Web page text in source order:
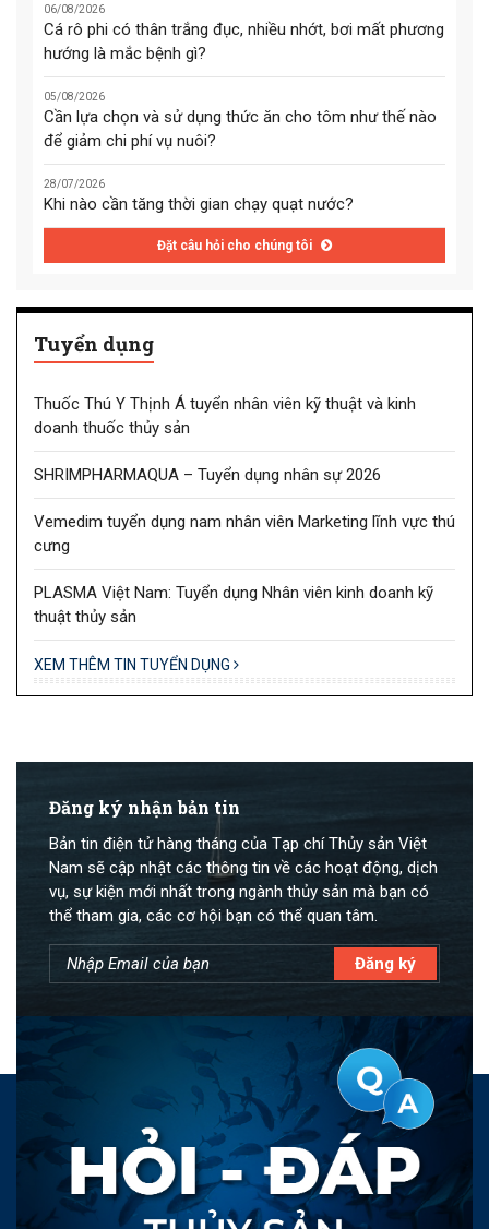
06/08/2026
Cá rô phi có thân trắng đục, nhiều nhớt, bơi mất phương
hướng là mắc bệnh gì?
05/08/2026
Cần lựa chọn và sử dụng thức ăn cho tôm như thế nào
để giảm chi phí vụ nuôi?
28/07/2026
Khi nào cần tăng thời gian chạy quạt nước?
Đặt câu hỏi cho chúng tôi
Tuyển dụng
Thuốc Thú Y Thịnh Á tuyển nhân viên kỹ thuật và kinh
doanh thuốc thủy sản
SHRIMPHARMAQUA – Tuyển dụng nhân sự 2026
Vemedim tuyển dụng nam nhân viên Marketing lĩnh vực thú
cưng
PLASMA Việt Nam: Tuyển dụng Nhân viên kinh doanh kỹ
thuật thủy sản
XEM THÊM TIN TUYỂN DỤNG
Đăng ký nhận bản tin
Bản tin điện tử hàng tháng của Tạp chí Thủy sản Việt
Nam sẽ cập nhật các thông tin về các hoạt động, dịch
vụ, sự kiện mới nhất trong ngành thủy sản mà bạn có
thể tham gia, các cơ hội bạn có thể quan tâm.